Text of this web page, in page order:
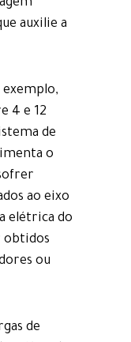
auxilie a
4 e 12
de
o
ao eixo
elétrica do
obtidos
ou
de